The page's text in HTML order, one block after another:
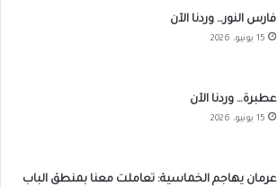
فارس النور… وردنا الآن
15 يونيو، 2026
عطبرة… وردنا الآن
15 يونيو، 2026
عرمان يهاجم الخماسية: تعاملت معنا بمنطق الباب